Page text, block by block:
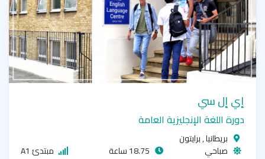
إي إل سي
دورة اللغة الإنجليزية العامة
بريطانيا , برايتون
صباحي
مبتدئ A1